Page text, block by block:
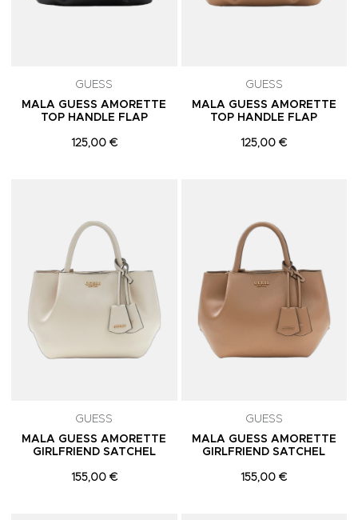
GUESS
MALA GUESS AMORETTE
TOP HANDLE FLAP
125,00 €
GUESS
MALA GUESS AMORETTE
TOP HANDLE FLAP
125,00 €
GUESS
MALA GUESS AMORETTE
GIRLFRIEND SATCHEL
155,00 €
GUESS
MALA GUESS AMORETTE
GIRLFRIEND SATCHEL
155,00 €